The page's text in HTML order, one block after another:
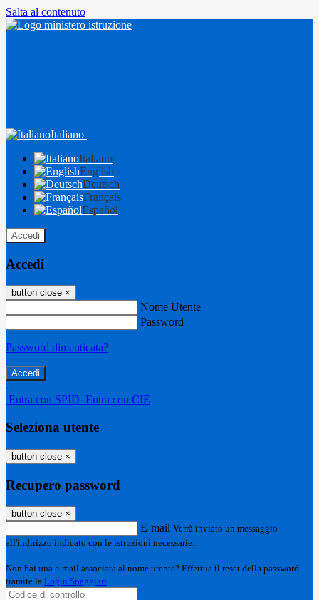
Salta al contenuto
Italiano
Italiano
English
Deutsch
Français
Español
Accedi
Accedi
button close ×
Nome Utente
Password
Password dimenticata?
-
Entra con SPID Entra con CIE
Seleziona utente
button close ×
Recupero password
button close ×
E-mail Verrà inviato un messaggio
all'indirizzo indicato con le istruzioni necessarie.
Non hai una e-mail associata al nome utente? Effettua il reset della password
tramite la Login Spaggiari